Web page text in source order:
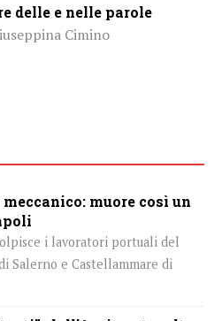
delle e nelle parole
Cimino
muore così un
i lavoratori portuali del
Salerno e Castellammare di